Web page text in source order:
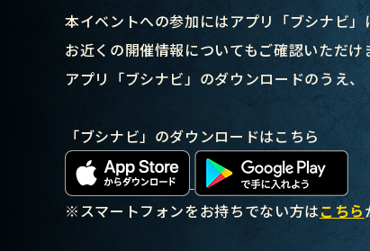
本イベントへの参加にはアプリ「ブシナビ」
お近くの開催情報についてもご確認いただけ
アプリ「ブシナビ」のダウンロードのうえ、
「ブシナビ」のダウンロードはこちら
※スマートフォンをお持ちでない方はこちら